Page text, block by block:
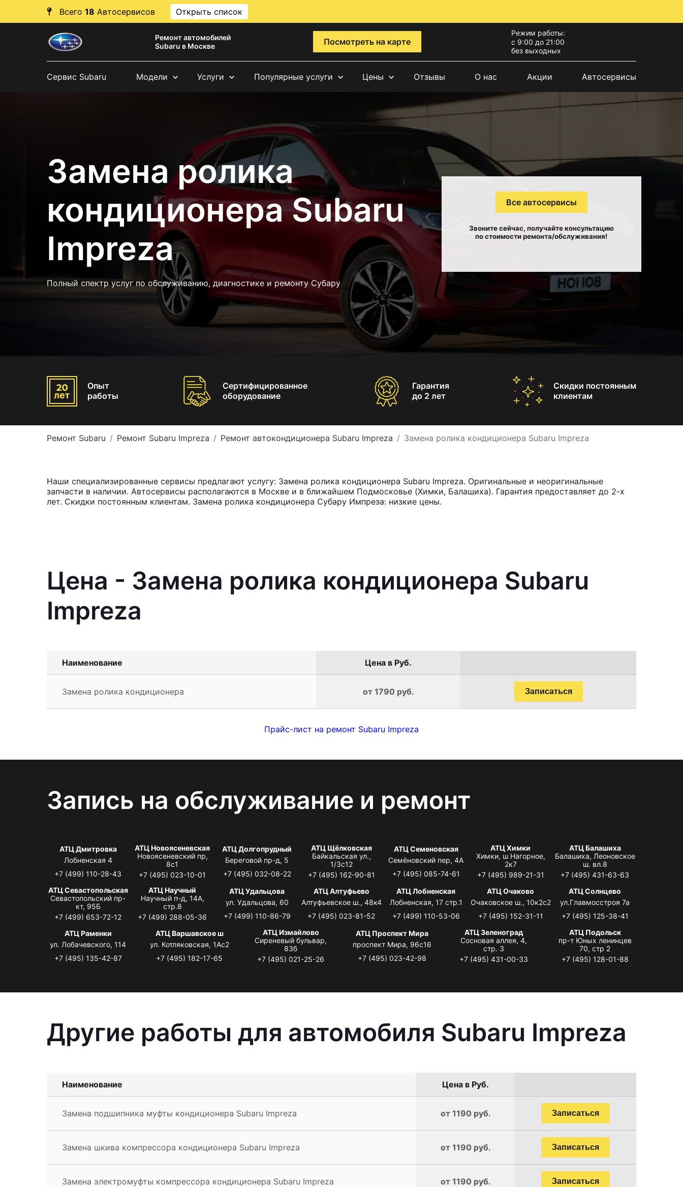
Всего 18 Автосервисов Открыть список
Ремонт автомобилей
Subaru в Москве
Посмотреть на карте
Режим работы:
с 9:00 до 21:00
без выходных
Сервис Subaru Модели Услуги Популярные услуги Цены Отзывы О нас Акции Автосервисы
Замена ролика
кондиционера Subaru
Impreza
Полный спектр услуг по обслуживанию, диагностике и ремонту Субару
Все автосервисы
Звоните сейчас, получайте консультацию
по стоимости ремонта/обслуживания!
Опыт
работы
Сертифицированное
оборудование
Гарантия
до 2 лет
Скидки постоянным
клиентам
Ремонт Subaru Ремонт Subaru Impreza Ремонт автокондиционера Subaru Impreza Замена ролика кондиционера Subaru Impreza
Наши специализированные сервисы предлагают услугу: Замена ролика кондиционера Subaru Impreza. Оригинальные и неоригинальные
запчасти в наличии. Автосервисы располагаются в Москве и в ближайшем Подмосковье (Химки, Балашиха). Гарантия предоставляет до 2-х
лет. Скидки постоянным клиентам. Замена ролика кондиционера Субару Импреза: низкие цены.
Цена - Замена ролика кондиционера Subaru
Impreza
Наименование Цена в Руб.
Замена ролика кондиционера от 1790 руб. Записаться
Прайс-лист на ремонт Subaru Impreza
Запись на обслуживание и ремонт
АТЦ Дмитровка
Лобненская 4
+7 (499) 110-28-43
АТЦ Новоясеневская
Новоясеневский пр,
8с1
+7 (495) 023-10-01
АТЦ Долгопрудный
Береговой пр-д, 5
+7 (495) 032-08-22
АТЦ Щёлковская
Байкальская ул.,
1/3с12
+7 (495) 162-90-81
АТЦ Семеновская
Семёновский пер, 4А
+7 (495) 085-74-61
АТЦ Химки
Химки, ш Нагорное,
2к7
+7 (495) 989-21-31
АТЦ Балашиха
Балашиха, Леоновское
ш. вл.8
+7 (495) 431-63-63
АТЦ Севастопольская
Севастопольский пр-
кт, 95Б
+7 (499) 653-72-12
АТЦ Научный
Научный п-д, 14А,
стр.8
+7 (499) 288-05-36
АТЦ Удальцова
ул. Удальцова, 60
+7 (499) 110-86-79
АТЦ Алтуфьево
Алтуфьевское ш., 48к4
+7 (495) 023-81-52
АТЦ Лобненская
Лобненская, 17 стр.1
+7 (499) 110-53-06
АТЦ Очаково
Очаковское ш., 10к2с2
+7 (495) 152-31-11
АТЦ Солнцево
ул.Главмосстроя 7а
+7 (495) 125-38-41
АТЦ Раменки
ул. Лобачевского, 114
+7 (495) 135-42-87
АТЦ Варшавское ш
ул. Котляковская, 1Ас2
+7 (495) 182-17-65
АТЦ Измайлово
Сиреневый бульвар,
83б
+7 (495) 021-25-26
АТЦ Проспект Мира
проспект Мира, 96с16
+7 (495) 023-42-98
АТЦ Зеленоград
Сосновая аллея, 4,
стр. 3
+7 (495) 431-00-33
АТЦ Подольск
пр-т Юных ленинцев
70, стр 2
+7 (495) 128-01-88
Другие работы для автомобиля Subaru Impreza
Наименование Цена в Руб.
Замена подшипника муфты кондиционера Subaru Impreza от 1190 руб. Записаться
Замена шкива компрессора кондиционера Subaru Impreza от 1190 руб. Записаться
Замена электромуфты компрессора кондиционера Subaru Impreza от 1190 руб. Записаться